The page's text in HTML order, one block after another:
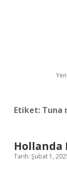
Etiket: Tuna
Hollanda
Tarih: Şubat 1,